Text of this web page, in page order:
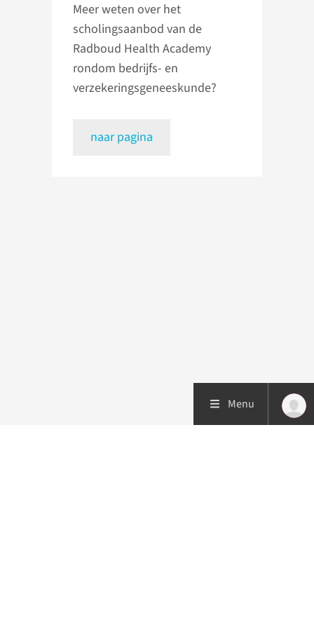
Meer weten over het
scholingsaanbod van de
Radboud Health Academy
rondom bedrijfs- en
verzekeringsgeneeskunde?
naar pagina
Menu